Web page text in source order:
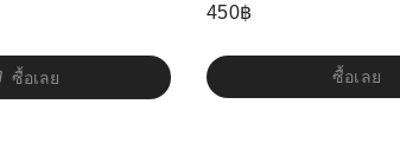
ซื้อเลย
450฿
ซื้อเลย